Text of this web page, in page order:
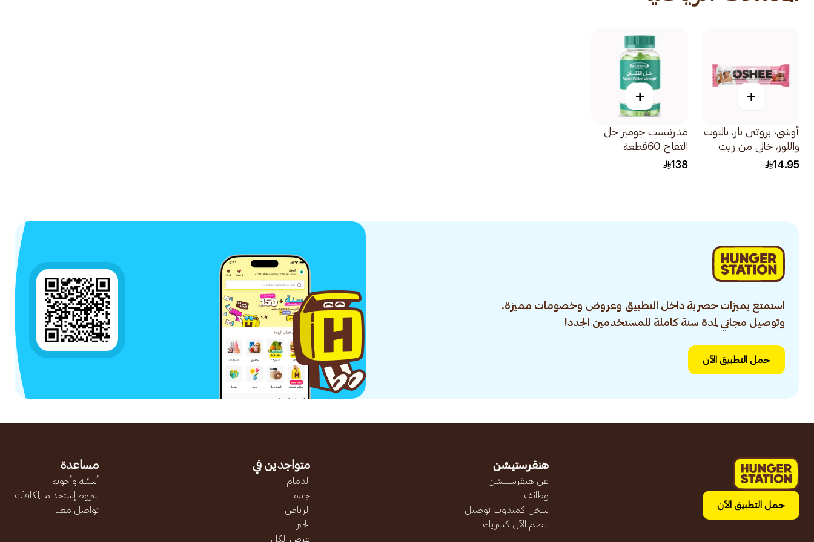
+
أوشى، بروتين بار، بالتوت
واللوز، خالي من زيت
النخيل - 1قطعة
14.95
+
مذرنيست جوميز خل
التفاح 60قطعة
138
استمتع بميزات حصرية داخل التطبيق وعروض وخصومات مميزة.
وتوصيل مجاني لمدة سنة كاملة للمستخدمين الجدد!
حمل التطبيق الآن
حمل التطبيق الآن
هنقرستيشن
عن هنقرستيشن
وظائف
سجّل كمندوب توصيل
انضم الآن كشريك
متواجدين في
الدمام
جده
الرياض
الخبر
عرض الكل...
مساعدة
أسئلة وأجوبة
شروط إستخدام المكافآت
تواصل معنا